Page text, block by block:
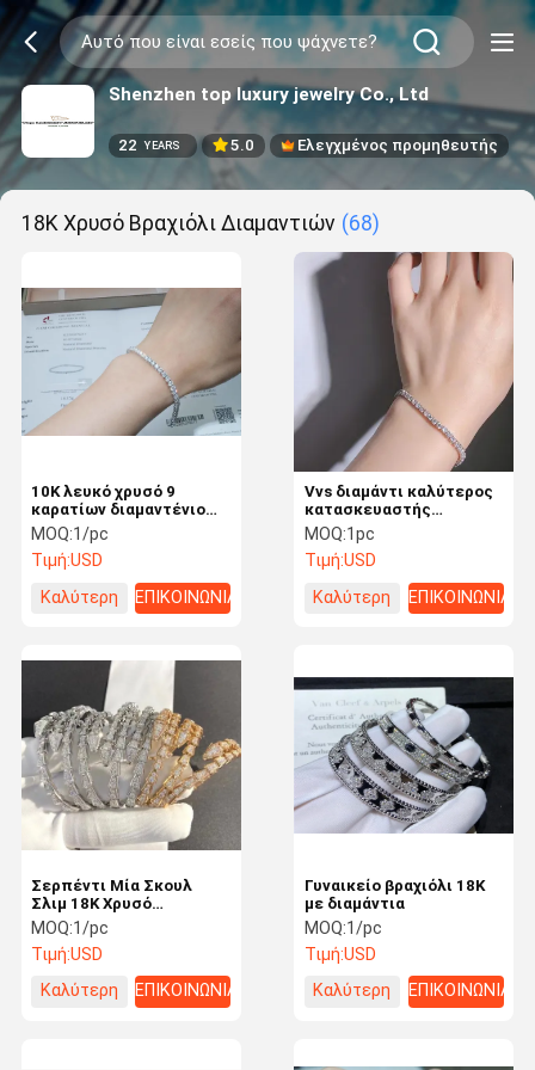
Shenzhen top luxury jewelry Co., Ltd
22 YEARS 5.0 Ελεγχμένος προμηθευτής
18K Χρυσό Βραχιόλι Διαμαντιών (68)
10K λευκό χρυσό 9
καρατίων διαμαντένιο
βραχιόλι τένις
MOQ:1/pc
Τιμή:USD
Καλύτερη
ΕΠΙΚΟΙΝΩΝΙΑ
Vvs διαμάντι καλύτερος
κατασκευαστής
κοσμημάτων στην Κίνα
βραχιόλια τένις για
γυναίκες
MOQ:1pc
Τιμή:USD
Καλύτερη
ΕΠΙΚΟΙΝΩΝΙΑ
Σερπέντι Μία Σκουλ
Σλιμ 18K Χρυσό
Διαμαντένιο βραχιόλι
3.88ct Έλεγκτο Λευκό
Χρυσό Τραπέζι
MOQ:1/pc
Τιμή:USD
Καλύτερη
ΕΠΙΚΟΙΝΩΝΙΑ
Γυναικείο βραχιόλι 18K
με διαμάντια
MOQ:1/pc
Τιμή:USD
Καλύτερη
ΕΠΙΚΟΙΝΩΝΙΑ